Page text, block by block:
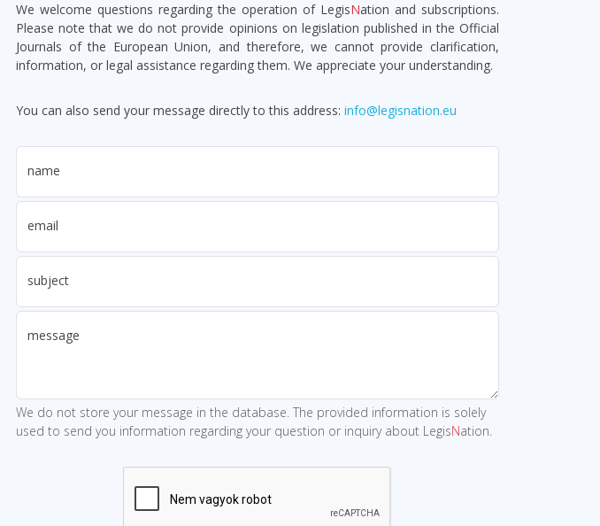
We welcome questions regarding the operation of LegisNation and subscriptions.
Please note that we do not provide opinions on legislation published in the Official
Journals of the European Union, and therefore, we cannot provide clarification,
information, or legal assistance regarding them. We appreciate your understanding.
You can also send your message directly to this address: info@legisnation.eu
name
email
subject
message
We do not store your message in the database. The provided information is solely
used to send you information regarding your question or inquiry about LegisNation.